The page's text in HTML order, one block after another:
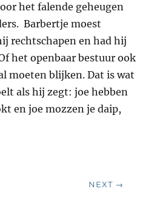
het falende geheugen
Barbertje moest
rechtschapen en had hij
het openbaar bestuur ook
moeten blijken. Dat is wat
als hij zegt: joe hebben
en joe mozzen je daip,
NEXT →